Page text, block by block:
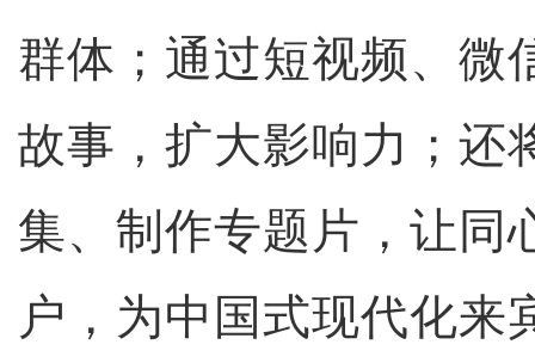
群体；通过短视频、微
故事，扩大影响力；还
集、制作专题片，让同
户，为中国式现代化来